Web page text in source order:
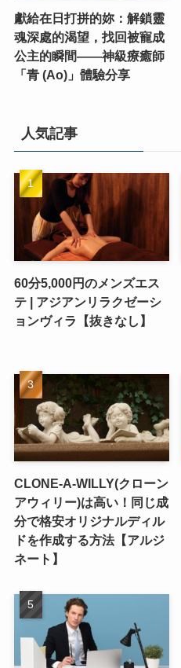
獻給在日打拼的妳：解鎖靈
魂深處的渴望，找回被寵成
公主的瞬間——神級療癒師
「青 (Ao)」體驗分享
人気記事
60分5,000円のメンズエス
テ | アジアンリラクゼーシ
ョンヴィラ【抜きなし】
CLONE-A-WILLY(クローン
アウィリー)は高い！同じ成
分で格安オリジナルディル
ドを作成する方法【アルジ
ネート】